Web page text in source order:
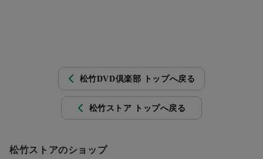
松竹DVD倶楽部 トップへ戻る
松竹ストア トップへ戻る
松竹ストアのショップ